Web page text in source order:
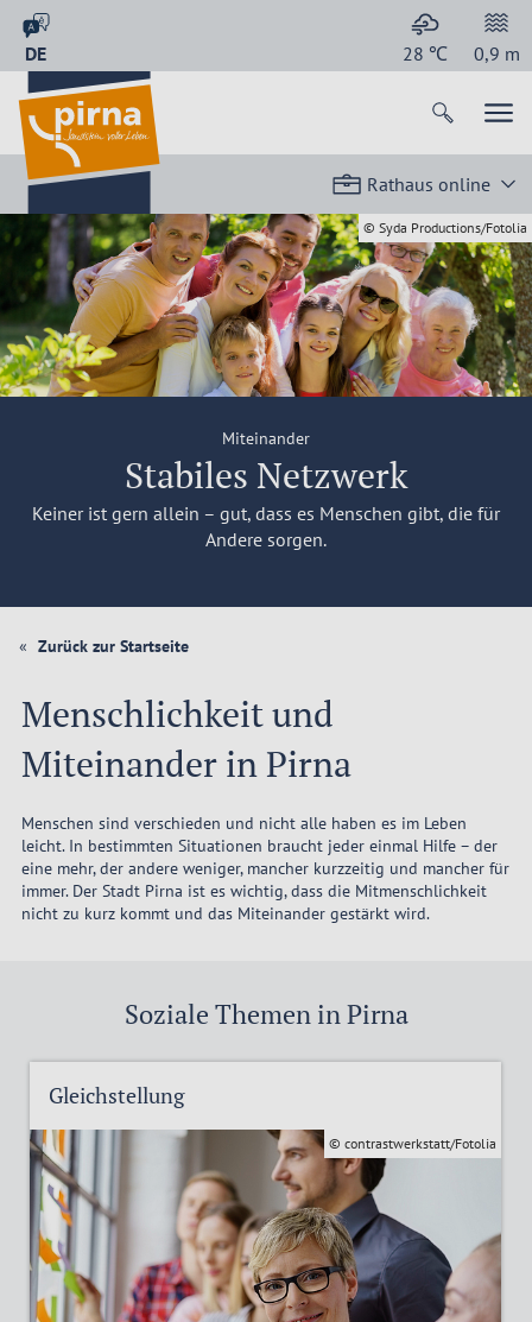
DE 28 ℃ 0,9 m
Rathaus online
Miteinander
Stabiles Netzwerk
Keiner ist gern allein – gut, dass es Menschen gibt, die für
Andere sorgen.
© Syda Productions/Fotolia
Zurück zur Startseite
Menschlichkeit und
Miteinander in Pirna
Menschen sind verschieden und nicht alle haben es im Leben
leicht. In bestimmten Situationen braucht jeder einmal Hilfe – der
eine mehr, der andere weniger, mancher kurzzeitig und mancher für
immer. Der Stadt Pirna ist es wichtig, dass die Mitmenschlichkeit
nicht zu kurz kommt und das Miteinander gestärkt wird.
Soziale Themen in Pirna
Gleichstellung
© contrastwerkstatt/Fotolia